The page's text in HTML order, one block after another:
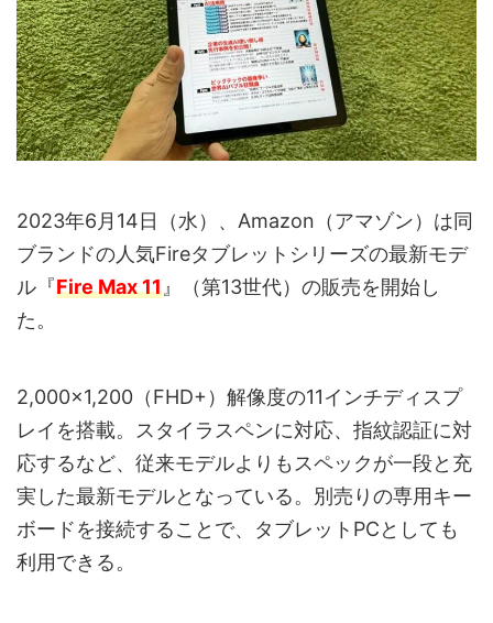
2023年6月14日（水）、Amazon（アマゾン）は同
ブランドの人気Fireタブレットシリーズの最新モデ
ル『Fire Max 11』（第13世代）の販売を開始し
た。
2,000×1,200（FHD+）解像度の11インチディスプ
レイを搭載。スタイラスペンに対応、指紋認証に対
応するなど、従来モデルよりもスペックが一段と充
実した最新モデルとなっている。別売りの専用キー
ボードを接続することで、タブレットPCとしても
利用できる。